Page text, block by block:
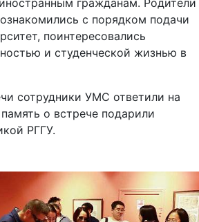
гражданам. Родители
с порядком подачи
поинтересовались
и студенческой жизнью в
сотрудники УМС ответили на
о встрече подарили
РГГУ.